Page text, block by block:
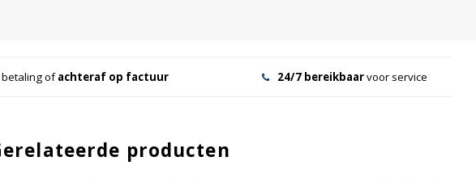
betaling ofachteraf op factuur 24/7 bereikbaarvoor service
producten